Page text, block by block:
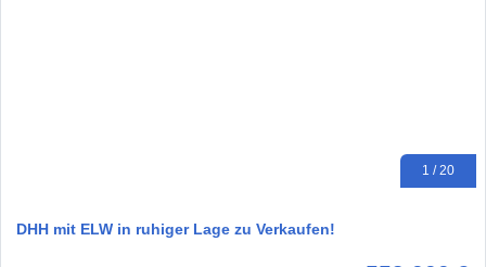
1 / 20
DHH mit ELW in ruhiger Lage zu Verkaufen!